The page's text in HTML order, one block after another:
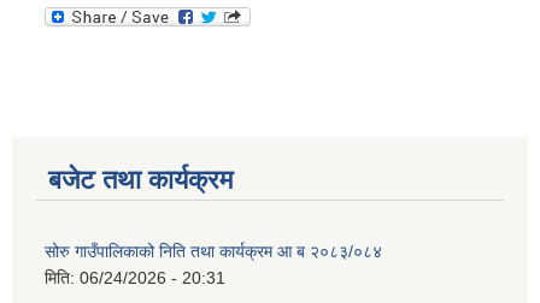
बजेट तथा कार्यक्रम
सोरु गाउँपालिकाको निति तथा कार्यक्रम आ ब २०८३/०८४
मिति: 06/24/2026 - 20:31